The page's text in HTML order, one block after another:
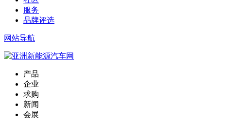
服务
品牌评选
网站导航
产品
企业
求购
新闻
会展